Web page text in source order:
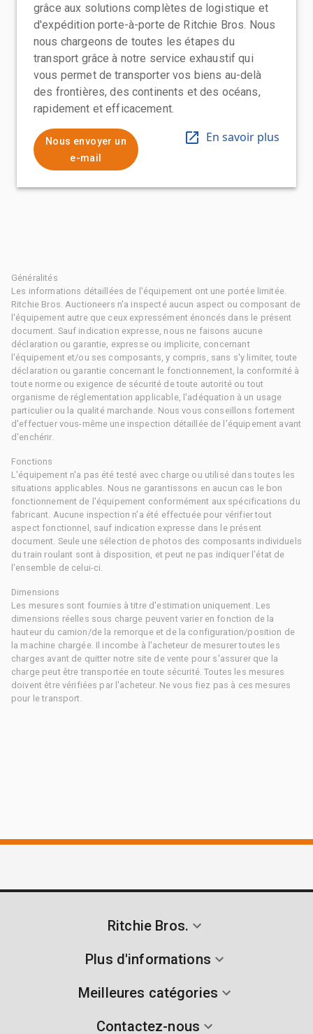
grâce aux solutions complètes de logistique et
d'expédition porte-à-porte de Ritchie Bros. Nous
nous chargeons de toutes les étapes du
transport grâce à notre service exhaustif qui
vous permet de transporter vos biens au-delà
des frontières, des continents et des océans,
rapidement et efficacement.
Nous envoyer un
e-mail
En savoir plus
Généralités
Les informations détaillées de l'équipement ont une portée limitée.
Ritchie Bros. Auctioneers n'a inspecté aucun aspect ou composant de
l'équipement autre que ceux expressément énoncés dans le présent
document. Sauf indication expresse, nous ne faisons aucune
déclaration ou garantie, expresse ou implicite, concernant
l'équipement et/ou ses composants, y compris, sans s'y limiter, toute
déclaration ou garantie concernant le fonctionnement, la conformité à
toute norme ou exigence de sécurité de toute autorité ou tout
organisme de réglementation applicable, l'adéquation à un usage
particulier ou la qualité marchande. Nous vous conseillons fortement
d'effectuer vous-même une inspection détaillée de l'équipement avant
d'enchérir.
Fonctions
L'équipement n'a pas été testé avec charge ou utilisé dans toutes les
situations applicables. Nous ne garantissons en aucun cas le bon
fonctionnement de l'équipement conformément aux spécifications du
fabricant. Aucune inspection n'a été effectuée pour vérifier tout
aspect fonctionnel, sauf indication expresse dans le présent
document. Seule une sélection de photos des composants individuels
du train roulant sont à disposition, et peut ne pas indiquer l'état de
l'ensemble de celui-ci.
Dimensions
Les mesures sont fournies à titre d'estimation uniquement. Les
dimensions réelles sous charge peuvent varier en fonction de la
hauteur du camion/de la remorque et de la configuration/position de
la machine chargée. Il incombe à l'acheteur de mesurer toutes les
charges avant de quitter notre site de vente pour s'assurer que la
charge peut être transportée en toute sécurité. Toutes les mesures
doivent être vérifiées par l'acheteur. Ne vous fiez pas à ces mesures
pour le transport.
Ritchie Bros.
Plus d'informations
Meilleures catégories
Contactez-nous